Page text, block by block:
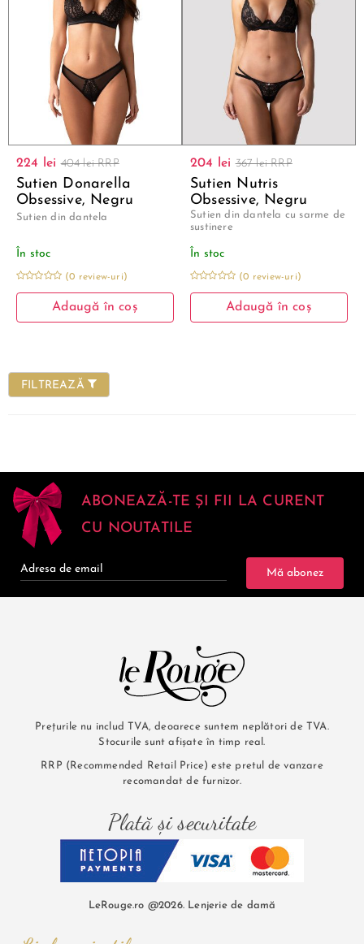
224 lei 404 lei RRP
Sutien Donarella
Obsessive, Negru
Sutien din dantela
În stoc
(0 review-uri)
Adaugă în coș
204 lei 367 lei RRP
Sutien Nutris
Obsessive, Negru
Sutien din dantela cu sarme de
sustinere
În stoc
(0 review-uri)
Adaugă în coș
FILTREAZĂ
ABONEAZĂ-TE ȘI FII LA CURENT
CU NOUTATILE
Mă abonez
Prețurile nu includ TVA, deoarece suntem neplători de TVA.
Stocurile sunt afișate în timp real.
RRP (Recommended Retail Price) este pretul de vanzare
recomandat de furnizor.
Plată și securitate
LeRouge.ro @2026. Lenjerie de damă